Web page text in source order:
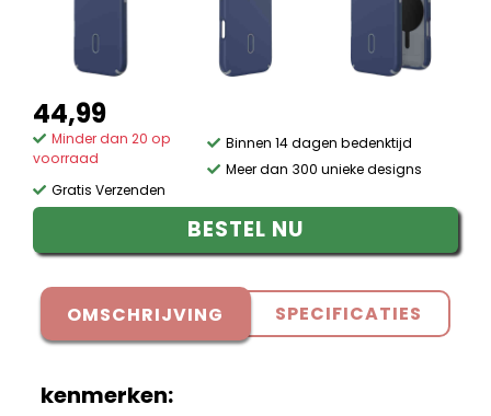
44,99
Minder dan 20 op
voorraad
Gratis Verzenden
Binnen 14 dagen bedenktijd
Meer dan 300 unieke designs
BESTEL NU
OMSCHRIJVING SPECIFICATIES
kenmerken: